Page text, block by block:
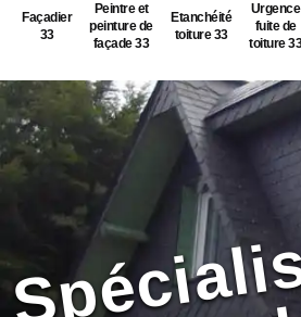
Façadier
33
Peintre et
peinture de
façade 33
Etanchéité
toiture 33
Urgence
fuite de
toiture 33